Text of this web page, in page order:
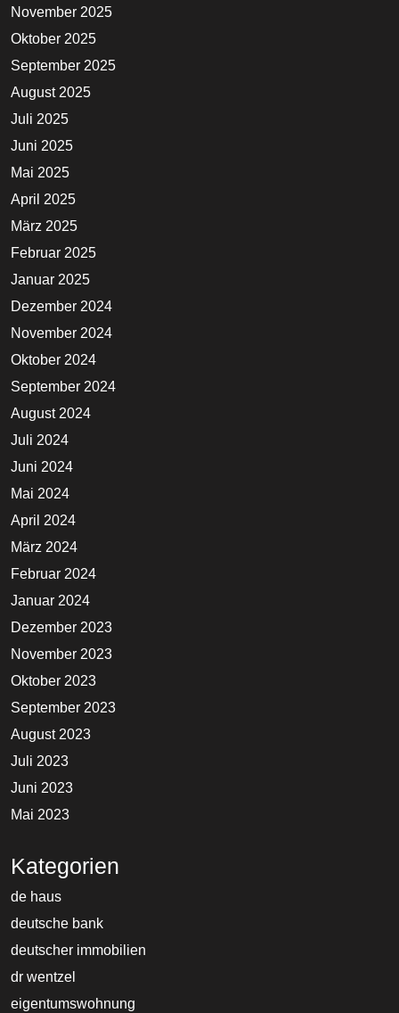
November 2025
Oktober 2025
September 2025
August 2025
Juli 2025
Juni 2025
Mai 2025
April 2025
März 2025
Februar 2025
Januar 2025
Dezember 2024
November 2024
Oktober 2024
September 2024
August 2024
Juli 2024
Juni 2024
Mai 2024
April 2024
März 2024
Februar 2024
Januar 2024
Dezember 2023
November 2023
Oktober 2023
September 2023
August 2023
Juli 2023
Juni 2023
Mai 2023
Kategorien
de haus
deutsche bank
deutscher immobilien
dr wentzel
eigentumswohnung